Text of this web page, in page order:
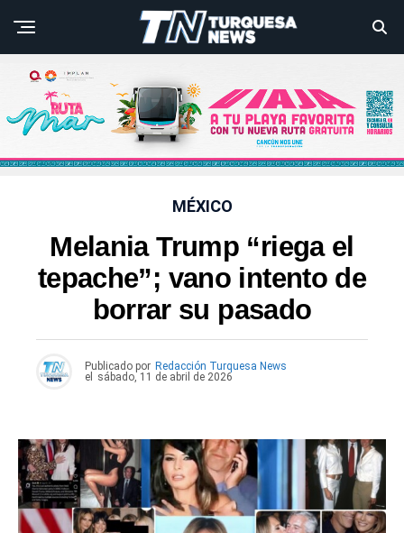
MÉXICO
Melania Trump “riega el
tepache”; vano intento de
borrar su pasado
Publicado por Redacción Turquesa News
el
sábado, 11 de abril de 2026